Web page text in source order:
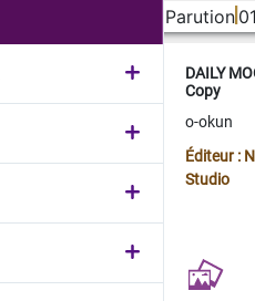
Parution
DAILY
Copy
o-okun
Éditeur :
Studio